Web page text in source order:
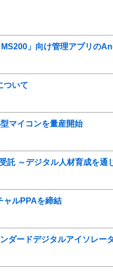
」向け管理アプリの
ついて
マイコンを量産開始
託 ～デジタル人材育成を通
ャルPPAを締結
ダードデジタルアイソレー